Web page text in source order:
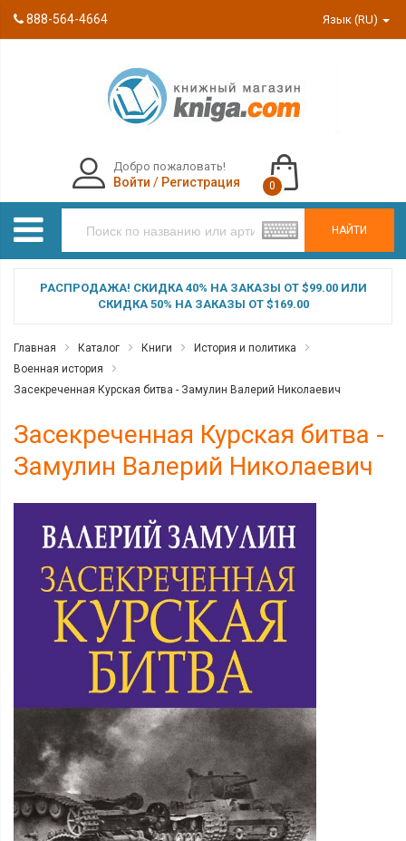
888-564-4664 Язык (RU)
НАЙТИ
Добро пожаловать!
Войти / Регистрация 0
РАСПРОДАЖА! СКИДКА 40% НА ЗАКАЗЫ ОТ $99.00 ИЛИ
СКИДКА 50% НА ЗАКАЗЫ ОТ $169.00
Главная Каталог Книги
История и политика
Военная история
Засекреченная Курская битва - Замулин Валерий Николаевич
Засекреченная Курская битва -
Замулин Валерий Николаевич